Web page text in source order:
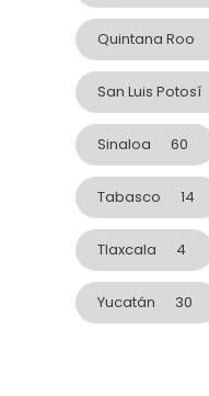
Quintana Roo
San Luis Potosí
Sinaloa 60
Tabasco 14
Tlaxcala 4
Yucatán 30